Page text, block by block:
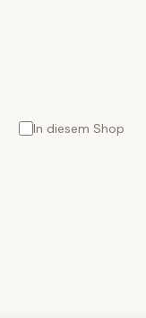
In diesem Shop